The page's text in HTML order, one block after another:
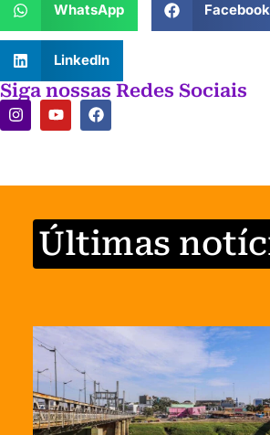
WhatsApp Facebook
LinkedIn
Siga nossas Redes Sociais
Últimas